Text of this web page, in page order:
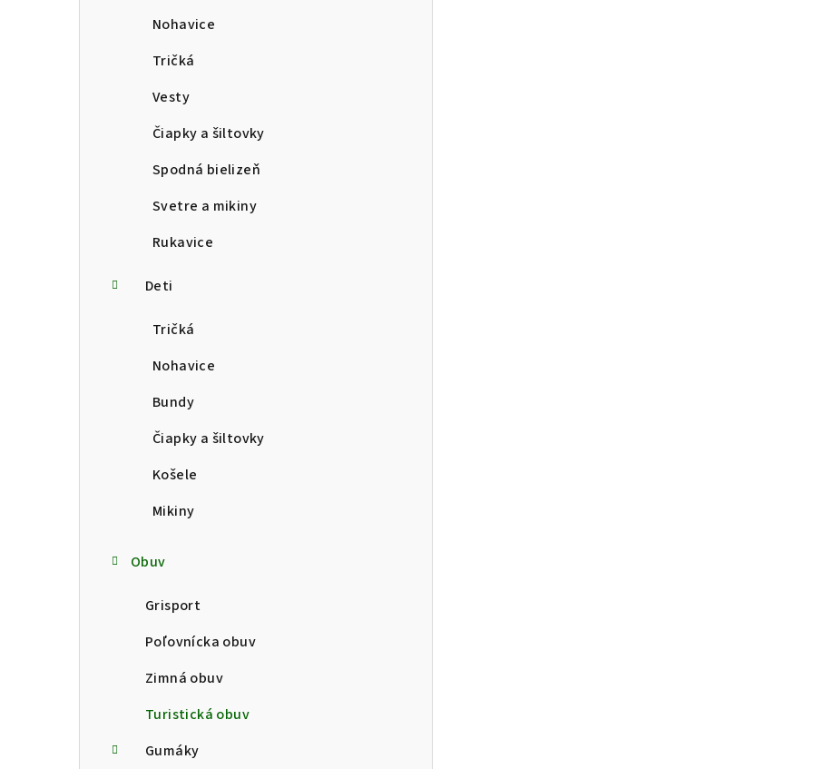
Nohavice
Tričká
Vesty
Čiapky a šiltovky
Spodná bielizeň
Svetre a mikiny
Rukavice
Deti
Tričká
Nohavice
Bundy
Čiapky a šiltovky
Košele
Mikiny
Obuv
Grisport
Poľovnícka obuv
Zimná obuv
Turistická obuv
Gumáky